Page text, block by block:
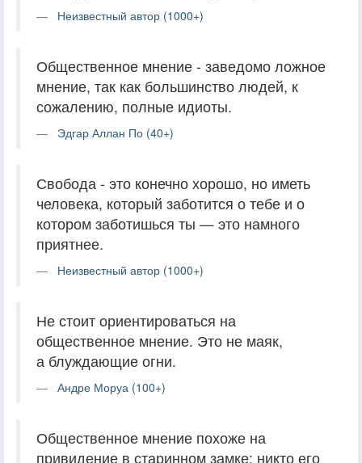
Неизвестный автор (1000+)
Общественное мнение - заведомо ложное
мнение, так как большинство людей, к
сожалению, полные идиоты.
Эдгар Аллан По (40+)
Свобода - это конечно хорошо, но иметь
человека, который заботится о тебе и о
котором заботишься ты — это намного
приятнее.
Неизвестный автор (1000+)
Не стоит ориентироваться на
общественное мнение. Это не маяк,
а блуждающие огни.
Андре Моруа (100+)
Общественное мнение похоже на
привидение в старинном замке: никто его